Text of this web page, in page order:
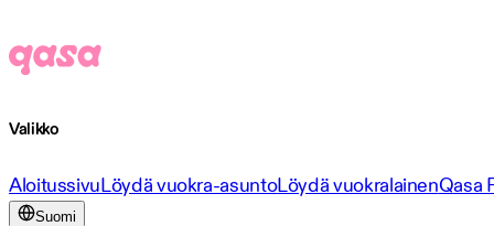
Valikko
AloitussivuLöydä vuokra-asuntoLöydä vuokralainenQasa
Suomi